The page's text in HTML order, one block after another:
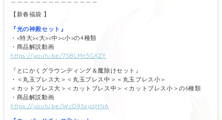
【新春福袋 】
『光の神殿セット』
・<特大><大><中><小>の4種類
・商品解説動画
https://youtu.be/7SBLMn5GXZY
『とにかくグラウンディング＆魔除けセット』
・＜丸玉ブレス大＞＜丸玉ブレス中＞＜丸玉ブレス小＞
＜カットブレス大＞＜カットブレス中＞＜カットブレス小＞の6種類
・商品解説動画
https://youtu.be/WcO9SxyqHNA